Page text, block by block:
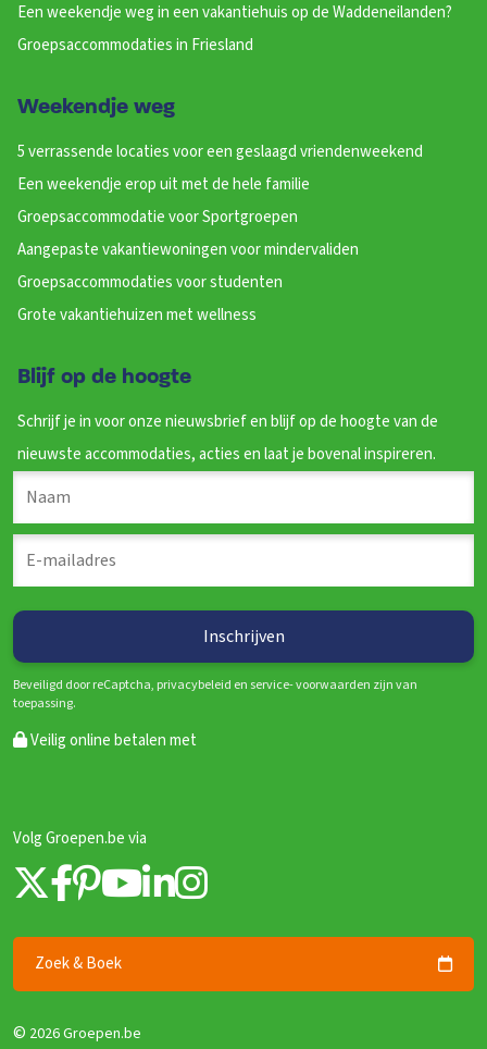
Een weekendje weg in een vakantiehuis op de Waddeneilanden?
Groepsaccommodaties in Friesland
Weekendje weg
5 verrassende locaties voor een geslaagd vriendenweekend
Een weekendje erop uit met de hele familie
Groepsaccommodatie voor Sportgroepen
Aangepaste vakantiewoningen voor mindervaliden
Groepsaccommodaties voor studenten
Grote vakantiehuizen met wellness
Blijf op de hoogte
Schrijf je in voor onze nieuwsbrief en blijf op de hoogte van de
nieuwste accommodaties, acties en laat je bovenal inspireren.
Beveiligd door reCaptcha, privacybeleid en service- voorwaarden zijn van
toepassing.
Veilig online betalen met
Volg Groepen.be via
Zoek & Boek
© 2026 Groepen.be